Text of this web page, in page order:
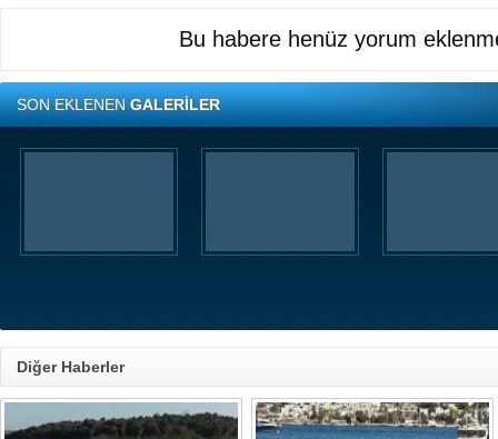
Bu habere henüz yorum
SON EKLENENGALERİLER
Diğer Haberler